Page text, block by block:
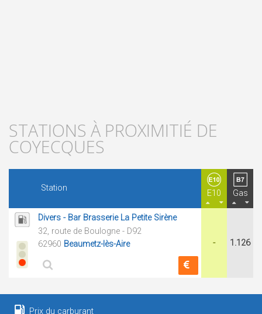
STATIONS À PROXIMITIÉ DE
COYECQUES
Station
E10 Gas
Divers - Bar Brasserie La Petite Sirène
32, route de Boulogne - D92
62960 Beaumetz-lès-Aire - 1.126
Prix du carburant